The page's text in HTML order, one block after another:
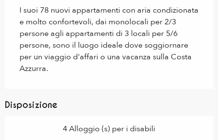
I suoi 78 nuovi appartamenti con aria condizionata
e molto confortevoli, dai monolocali per 2/3
persone agli appartamenti di 3 locali per 5/6
persone, sono il luogo ideale dove soggiornare
per un viaggio d'affari o una vacanza sulla Costa
Azzurra.
Disposizione
4 Alloggio (s) per i disabili